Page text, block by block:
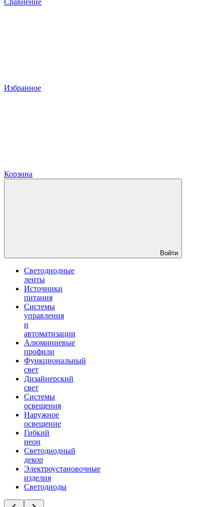
Сравнение
Избранное
Корзина
Войти
Светодиодные
ленты
Источники
питания
Системы
управления
и
автоматизации
Алюминиевые
профили
Функциональный
свет
Дизайнерский
свет
Системы
освещения
Наружное
освещение
Гибкий
неон
Светодиодный
декор
Электроустановочные
изделия
Светодиоды